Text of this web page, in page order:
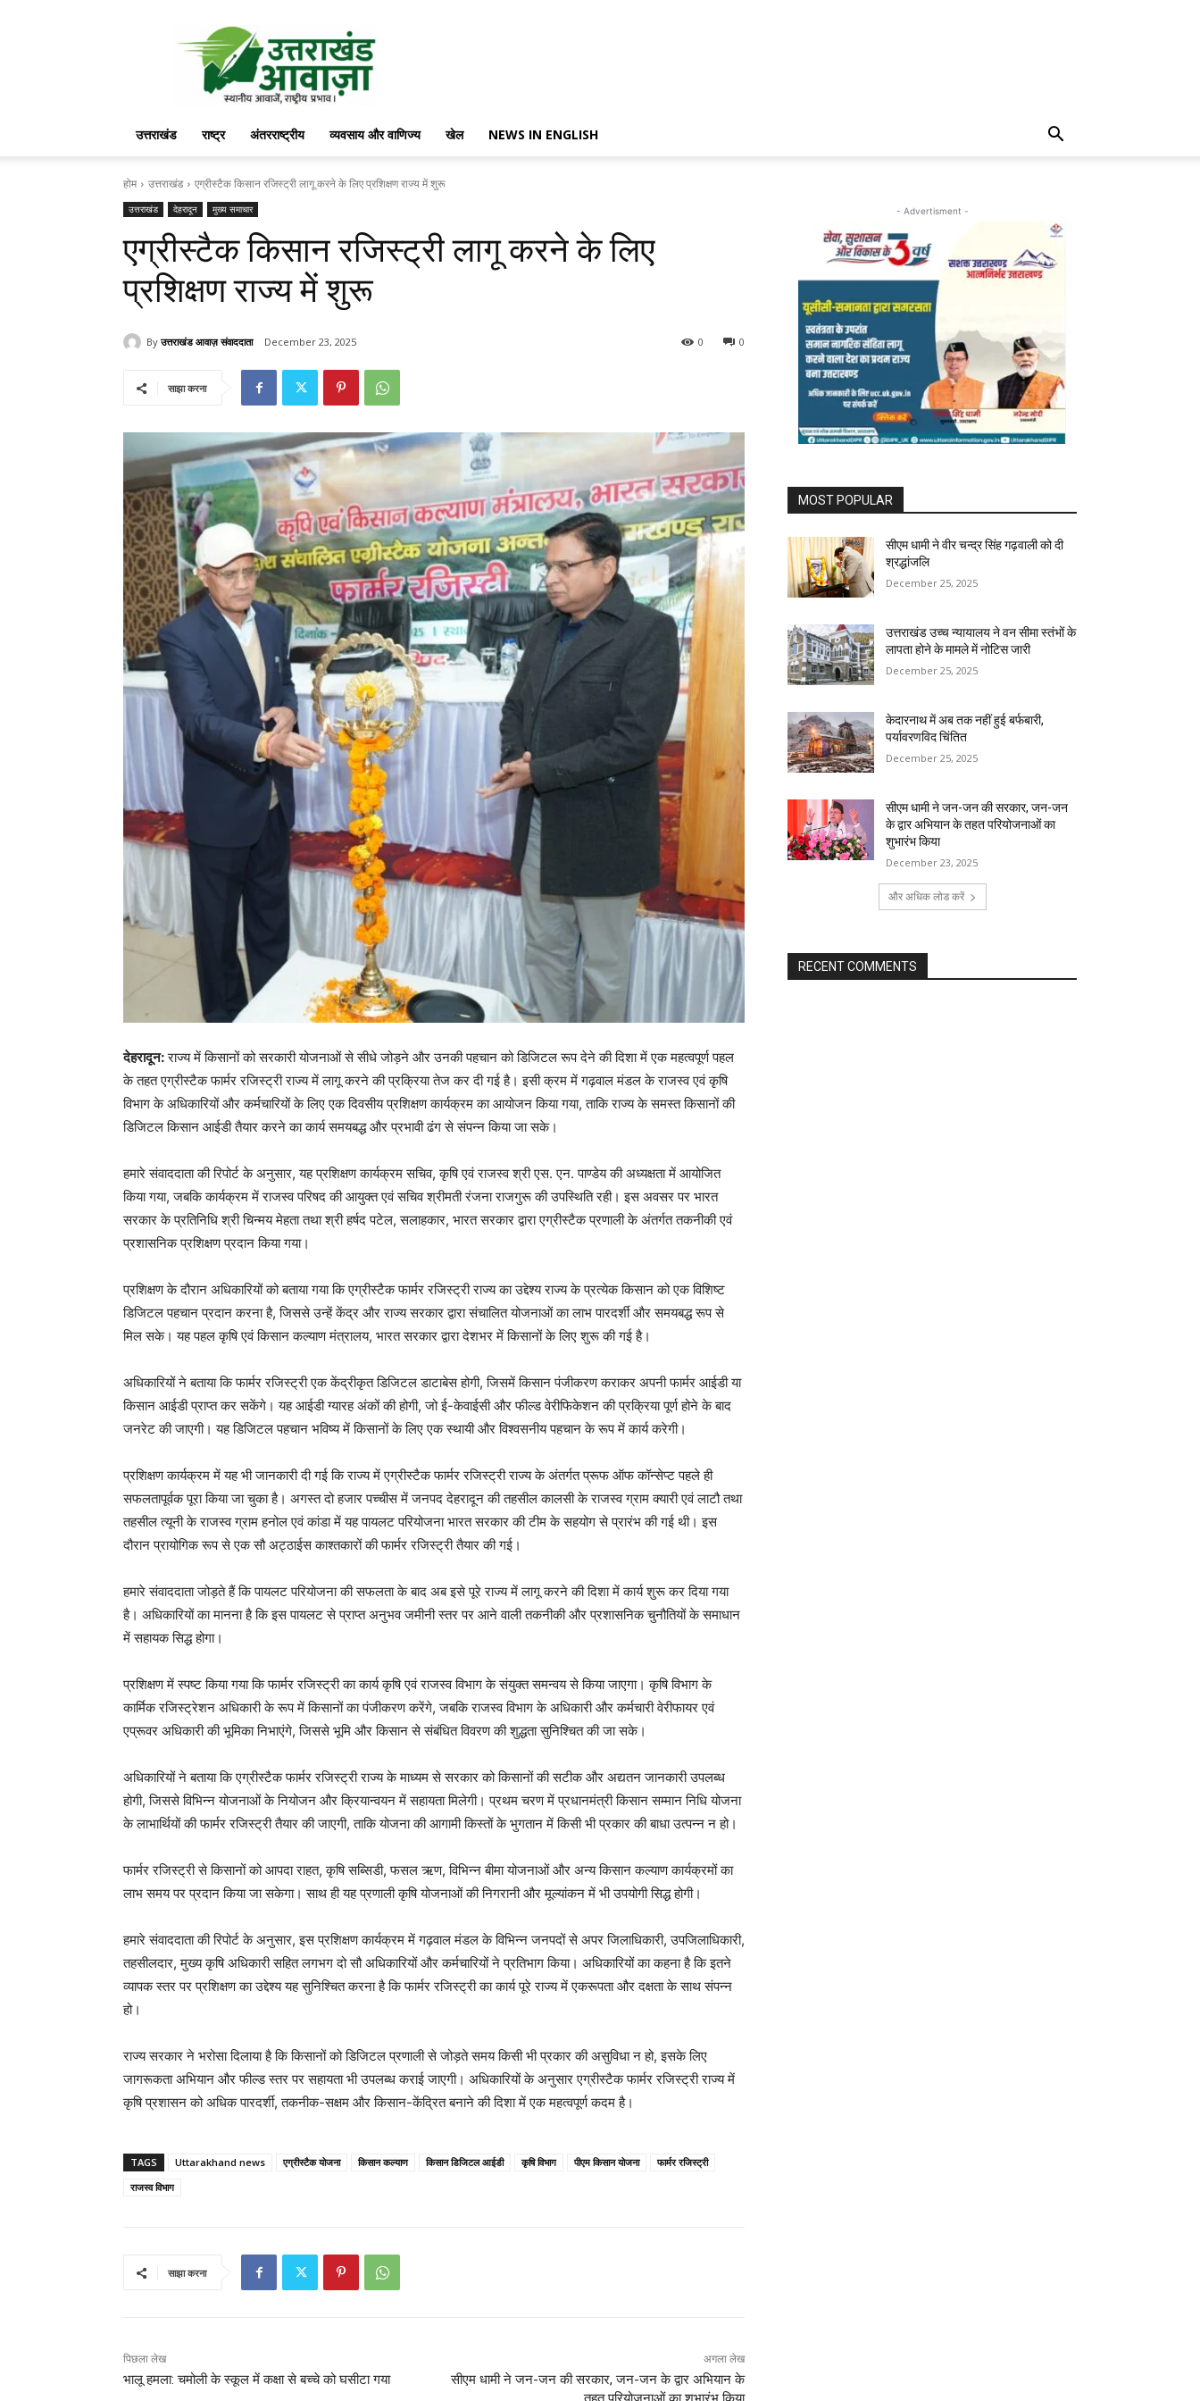
आवाज़
उत्तराखंड राष्ट्र अंतरराष्ट्रीय व्यवसाय और वाणिज्य खेल NEWS IN ENGLISH
होम उत्तराखंड एग्रीस्टैक किसान रजिस्ट्री लागू करने के लिए प्रशिक्षण राज्य में शुरू
उत्तराखंड देहरादून मुख्य समाचार
एग्रीस्टैक किसान रजिस्ट्री लागू करने के लिए
प्रशिक्षण राज्य में शुरू
By उत्तराखंड आवाज़ संवाददाता December 23, 2025 0
0
साझा करना
देहरादून:राज्य में किसानों को सरकारी योजनाओं से सीधे जोड़ने और उनकी पहचान को डिजिटल रूप देने की दिशा में एक महत्वपूर्ण पहल
के तहत एग्रीस्टैक फार्मर रजिस्ट्री राज्य में लागू करने की प्रक्रिया तेज कर दी गई है। इसी क्रम में गढ़वाल मंडल के राजस्व एवं कृषि
विभाग के अधिकारियों और कर्मचारियों के लिए एक दिवसीय प्रशिक्षण कार्यक्रम का आयोजन किया गया, ताकि राज्य के समस्त किसानों की
डिजिटल किसान आईडी तैयार करने का कार्य समयबद्ध और प्रभावी ढंग से संपन्न किया जा सके।
हमारे संवाददाता की रिपोर्ट के अनुसार, यह प्रशिक्षण कार्यक्रम सचिव, कृषि एवं राजस्व श्री एस. एन. पाण्डेय की अध्यक्षता में आयोजित
किया गया, जबकि कार्यक्रम में राजस्व परिषद की आयुक्त एवं सचिव श्रीमती रंजना राजगुरू की उपस्थिति रही। इस अवसर पर भारत
सरकार के प्रतिनिधि श्री चिन्मय मेहता तथा श्री हर्षद पटेल, सलाहकार, भारत सरकार द्वारा एग्रीस्टैक प्रणाली के अंतर्गत तकनीकी एवं
प्रशासनिक प्रशिक्षण प्रदान किया गया।
प्रशिक्षण के दौरान अधिकारियों को बताया गया कि एग्रीस्टैक फार्मर रजिस्ट्री राज्य का उद्देश्य राज्य के प्रत्येक किसान को एक विशिष्ट
डिजिटल पहचान प्रदान करना है, जिससे उन्हें केंद्र और राज्य सरकार द्वारा संचालित योजनाओं का लाभ पारदर्शी और समयबद्ध रूप से
मिल सके। यह पहल कृषि एवं किसान कल्याण मंत्रालय, भारत सरकार द्वारा देशभर में किसानों के लिए शुरू की गई है।
अधिकारियों ने बताया कि फार्मर रजिस्ट्री एक केंद्रीकृत डिजिटल डाटाबेस होगी, जिसमें किसान पंजीकरण कराकर अपनी फार्मर आईडी या
किसान आईडी प्राप्त कर सकेंगे। यह आईडी ग्यारह अंकों की होगी, जो ई-केवाईसी और फील्ड वेरीफिकेशन की प्रक्रिया पूर्ण होने के बाद
जनरेट की जाएगी। यह डिजिटल पहचान भविष्य में किसानों के लिए एक स्थायी और विश्वसनीय पहचान के रूप में कार्य करेगी।
प्रशिक्षण कार्यक्रम में यह भी जानकारी दी गई कि राज्य में एग्रीस्टैक फार्मर रजिस्ट्री राज्य के अंतर्गत प्रूफ ऑफ कॉन्सेप्ट पहले ही
सफलतापूर्वक पूरा किया जा चुका है। अगस्त दो हजार पच्चीस में जनपद देहरादून की तहसील कालसी के राजस्व ग्राम क्यारी एवं लाटौ तथा
तहसील त्यूनी के राजस्व ग्राम हनोल एवं कांडा में यह पायलट परियोजना भारत सरकार की टीम के सहयोग से प्रारंभ की गई थी। इस
दौरान प्रायोगिक रूप से एक सौ अट्ठाईस काश्तकारों की फार्मर रजिस्ट्री तैयार की गई।
हमारे संवाददाता जोड़ते हैं कि पायलट परियोजना की सफलता के बाद अब इसे पूरे राज्य में लागू करने की दिशा में कार्य शुरू कर दिया गया
है। अधिकारियों का मानना है कि इस पायलट से प्राप्त अनुभव जमीनी स्तर पर आने वाली तकनीकी और प्रशासनिक चुनौतियों के समाधान
में सहायक सिद्ध होगा।
प्रशिक्षण में स्पष्ट किया गया कि फार्मर रजिस्ट्री का कार्य कृषि एवं राजस्व विभाग के संयुक्त समन्वय से किया जाएगा। कृषि विभाग के
कार्मिक रजिस्ट्रेशन अधिकारी के रूप में किसानों का पंजीकरण करेंगे, जबकि राजस्व विभाग के अधिकारी और कर्मचारी वेरीफायर एवं
एप्रूवर अधिकारी की भूमिका निभाएंगे, जिससे भूमि और किसान से संबंधित विवरण की शुद्धता सुनिश्चित की जा सके।
अधिकारियों ने बताया कि एग्रीस्टैक फार्मर रजिस्ट्री राज्य के माध्यम से सरकार को किसानों की सटीक और अद्यतन जानकारी उपलब्ध
होगी, जिससे विभिन्न योजनाओं के नियोजन और क्रियान्वयन में सहायता मिलेगी। प्रथम चरण में प्रधानमंत्री किसान सम्मान निधि योजना
के लाभार्थियों की फार्मर रजिस्ट्री तैयार की जाएगी, ताकि योजना की आगामी किस्तों के भुगतान में किसी भी प्रकार की बाधा उत्पन्न न हो।
फार्मर रजिस्ट्री से किसानों को आपदा राहत, कृषि सब्सिडी, फसल ऋण, विभिन्न बीमा योजनाओं और अन्य किसान कल्याण कार्यक्रमों का
लाभ समय पर प्रदान किया जा सकेगा। साथ ही यह प्रणाली कृषि योजनाओं की निगरानी और मूल्यांकन में भी उपयोगी सिद्ध होगी।
हमारे संवाददाता की रिपोर्ट के अनुसार, इस प्रशिक्षण कार्यक्रम में गढ़वाल मंडल के विभिन्न जनपदों से अपर जिलाधिकारी, उपजिलाधिकारी,
तहसीलदार, मुख्य कृषि अधिकारी सहित लगभग दो सौ अधिकारियों और कर्मचारियों ने प्रतिभाग किया। अधिकारियों का कहना है कि इतने
व्यापक स्तर पर प्रशिक्षण का उद्देश्य यह सुनिश्चित करना है कि फार्मर रजिस्ट्री का कार्य पूरे राज्य में एकरूपता और दक्षता के साथ संपन्न
हो।
राज्य सरकार ने भरोसा दिलाया है कि किसानों को डिजिटल प्रणाली से जोड़ते समय किसी भी प्रकार की असुविधा न हो, इसके लिए
जागरूकता अभियान और फील्ड स्तर पर सहायता भी उपलब्ध कराई जाएगी। अधिकारियों के अनुसार एग्रीस्टैक फार्मर रजिस्ट्री राज्य में
कृषि प्रशासन को अधिक पारदर्शी, तकनीक-सक्षम और किसान-केंद्रित बनाने की दिशा में एक महत्वपूर्ण कदम है।
TAGS Uttarakhand news एग्रीस्टैक योजना किसान कल्याण किसान डिजिटल आईडी कृषि विभाग पीएम किसान योजना
फार्मर रजिस्ट्री
राजस्व विभाग
साझा करना
पिछला लेख
भालू हमला: चमोली के स्कूल में कक्षा से बच्चे को घसीटा गया
अगला लेख
सीएम धामी ने जन-जन की सरकार, जन-जन के द्वार अभियान के
- Advertisment -
MOST POPULAR
सीएम धामी ने वीर चन्द्र सिंह गढ़वाली को दी
श्रद्धांजलि
December 25, 2025
उत्तराखंड उच्च न्यायालय ने वन सीमा स्तंभों के
लापता होने के मामले में नोटिस जारी
December 25, 2025
केदारनाथ में अब तक नहीं हुई बर्फबारी,
पर्यावरणविद चिंतित
December 25, 2025
सीएम धामी ने जन-जन की सरकार, जन-जन
के द्वार अभियान के तहत परियोजनाओं का
शुभारंभ किया
December 23, 2025
और अधिक लोड करें
RECENT COMMENTS